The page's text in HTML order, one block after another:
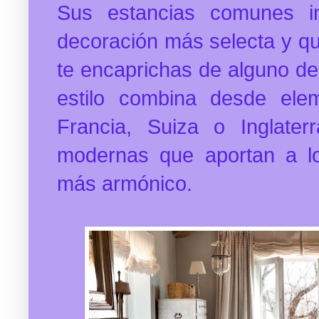
Sus estancias comunes
decoración más selecta y
te encaprichas de alguno
estilo combina desde
Francia, Suiza o
modernas que aportan a
más armónico.